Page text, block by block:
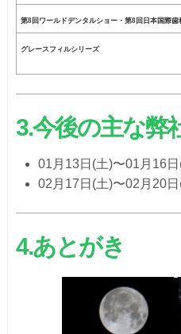
第8回ワールドデンタルショー・第8回日本国際歯
グレースフィルシリーズ
3.今後の主な弊
01月13日(土)〜01月16
02月17日(土)〜02月20
4.あとがき